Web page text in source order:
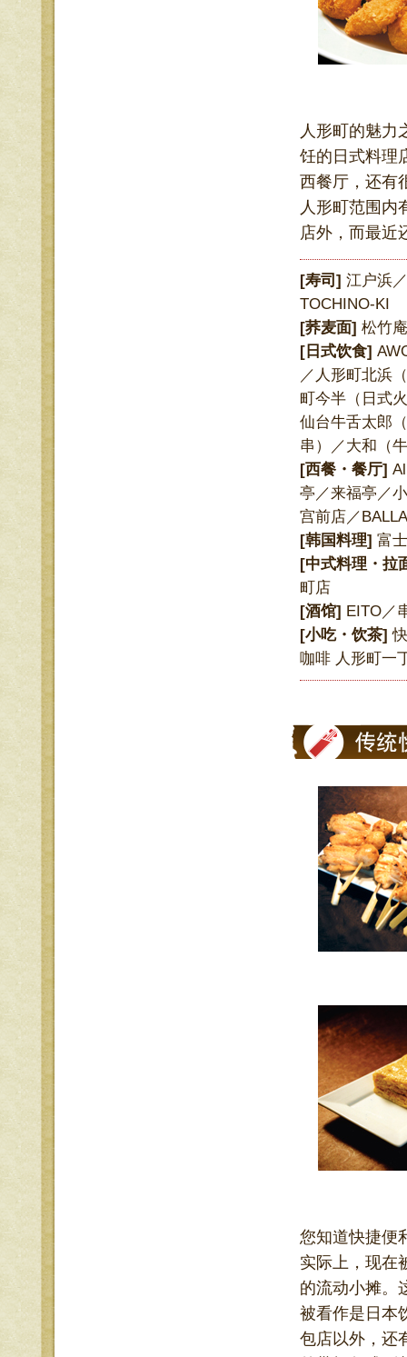
人形町的魅力
饪的日式料理
西餐厅，还有
人形町范围内
店外，而最近
[寿司] 江户浜
TOCHINO-KI
[荞麦面] 松竹
[日式饮食]
／人形町北浜
町今半（日式
仙台牛舌太郎
串）／大和（
[西餐・餐厅]
亭／来福亭／
宫前店／
[韩国料理] 富
[中式料理・拉
町店
[酒馆] EITO／
[小吃・饮茶]
咖啡 人形町一
您知道快捷便
实际上，现在
的流动小摊。
被看作是日本
包店以外，还